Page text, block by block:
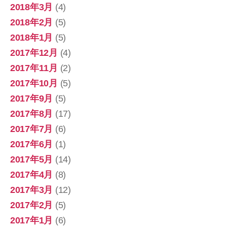
2018年3月 (4)
2018年2月 (5)
2018年1月 (5)
2017年12月 (4)
2017年11月 (2)
2017年10月 (5)
2017年9月 (5)
2017年8月 (17)
2017年7月 (6)
2017年6月 (1)
2017年5月 (14)
2017年4月 (8)
2017年3月 (12)
2017年2月 (5)
2017年1月 (6)